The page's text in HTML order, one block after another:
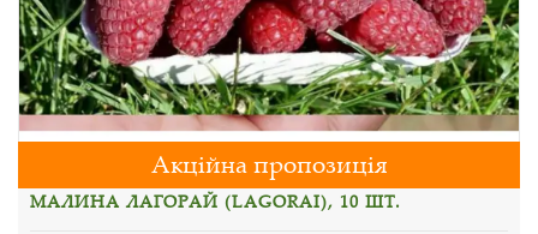
Акційна пропозиція
МАЛИНА ЛАГОРАЙ (LAGORAI), 10 ШТ.